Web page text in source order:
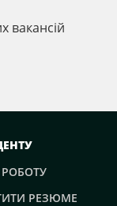
вакансій
РЕЗЮМЕ